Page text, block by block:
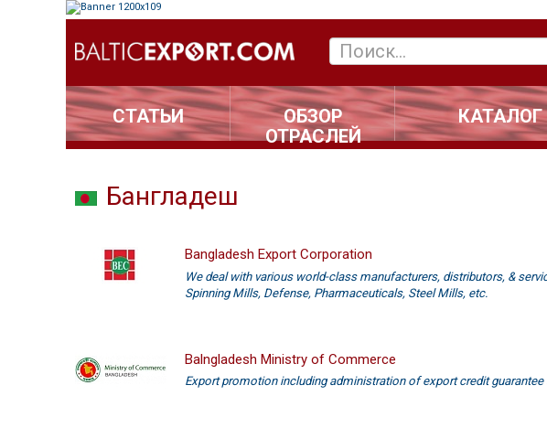
СТАТЬИ
ОБЗОР
ОТРАСЛЕЙ
КАТАЛОГ
Бангладеш
Bangladesh Export Corporation
We deal with various world-class manufacturers, distributors, &
Spinning Mills, Defense, Pharmaceuticals, Steel Mills, etc.
Balngladesh Ministry of Commerce
Export promotion including administration of export credit guarantee